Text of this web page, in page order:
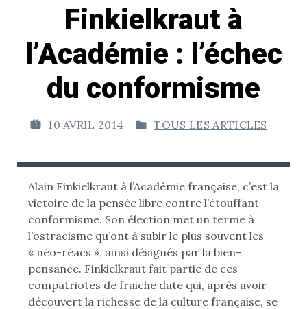
Finkielkraut à
l’Académie : l’échec
du conformisme
P
B
L
L
E
:
10 AVRIL 2014
P
B
L
É
D
A
N
S
TOUS LES ARTICLES
Alain Finkielkraut à l’Académie française, c’est la
victoire de la pensée libre contre l’étouffant
conformisme. Son élection met un terme à
l’ostracisme qu’ont à subir le plus souvent les
« néo-réacs », ainsi désignés par la bien-
pensance. Finkielkraut fait partie de ces
compatriotes de fraiche date qui, après avoir
découvert la richesse de la culture française, se